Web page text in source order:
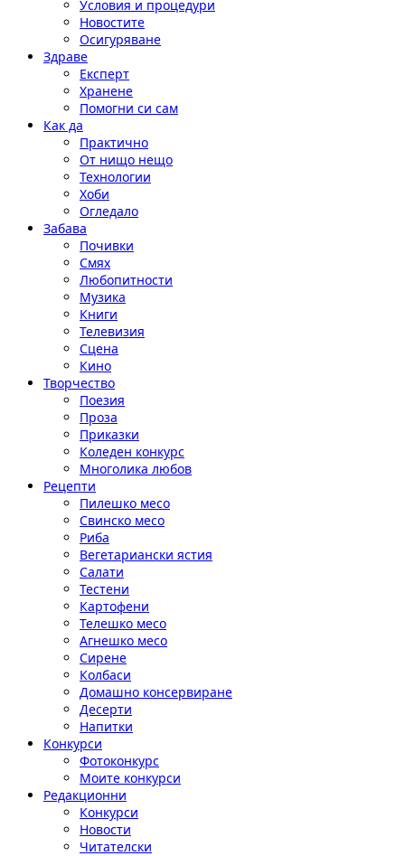
Условия и процедури
Новостите
Осигуряване
Здраве
Експерт
Хранене
Помогни си сам
Как да
Практично
От нищо нещо
Технологии
Хоби
Огледало
Забава
Почивки
Смях
Любопитности
Музика
Книги
Телевизия
Сцена
Кино
Творчество
Поезия
Проза
Приказки
Коледен конкурс
Многолика любов
Рецепти
Пилешко месо
Свинско месо
Риба
Вегетариански ястия
Салати
Тестени
Картофени
Телешко месо
Агнешко месо
Сирене
Колбаси
Домашно консервиране
Десерти
Напитки
Конкурси
Фотоконкурс
Моите конкурси
Редакционни
Конкурси
Новости
Читателски